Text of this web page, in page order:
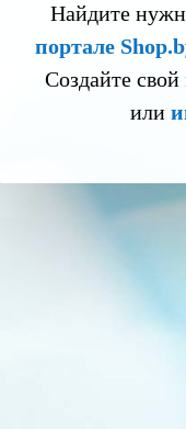
Найдите
портале
Создайте свой
или